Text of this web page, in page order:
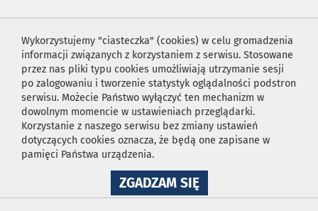
Wykorzystujemy "ciasteczka" (cookies) w celu gromadzenia
informacji związanych z korzystaniem z serwisu. Stosowane
przez nas pliki typu cookies umożliwiają utrzymanie sesji
po zalogowaniu i tworzenie statystyk oglądalności podstron
serwisu. Możecie Państwo wyłączyć ten mechanizm w
dowolnym momencie w ustawieniach przeglądarki.
Korzystanie z naszego serwisu bez zmiany ustawień
dotyczących cookies oznacza, że będą one zapisane w
pamięci Państwa urządzenia.
ZGADZAM SIĘNA
WYKORZYSTANIE